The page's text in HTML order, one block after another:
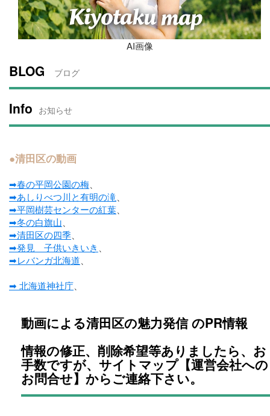
AI画像
BLOG ブログ
Info お知らせ
●清田区の動画
➡春の平岡公園の梅、
➡あしりべつ川と有明の滝、
➡平岡樹芸センターの紅葉、
➡冬の白旗山、
➡清田区の四季、
➡発見 子供いきいき 、
➡レバンガ北海道、
➡ 北海道神社庁、
動画による清田区の魅力発信 のPR情報
情報の修正、削除希望等ありましたら、お
手数ですが、サイトマップ【運営会社への
お問合せ】からご連絡下さい。